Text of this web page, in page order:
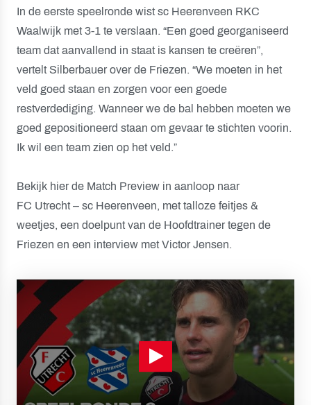
In de eerste speelronde wist sc Heerenveen RKC
Waalwijk met 3-1 te verslaan. “Een goed georganiseerd
team dat aanvallend in staat is kansen te creëren”,
vertelt Silberbauer over de Friezen. “We moeten in het
veld goed staan en zorgen voor een goede
restverdediging. Wanneer we de bal hebben moeten we
goed gepositioneerd staan om gevaar te stichten voorin.
Ik wil een team zien op het veld.”
Bekijk hier de Match Preview in aanloop naar
FC Utrecht – sc Heerenveen, met talloze feitjes &
weetjes, een doelpunt van de Hoofdtrainer tegen de
Friezen en een interview met Victor Jensen.